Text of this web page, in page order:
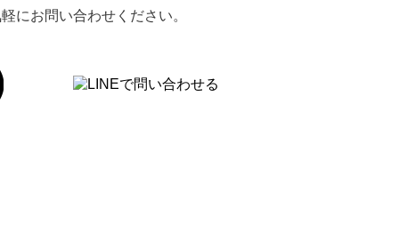
にお問い合わせください。